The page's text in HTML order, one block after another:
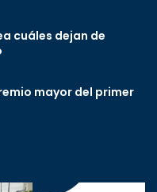
cuáles dejan de
mayor del primer